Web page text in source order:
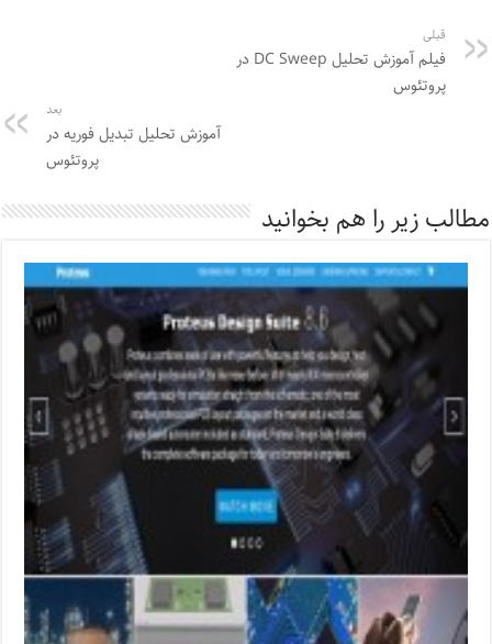
قبلی
فیلم آموزش تحلیل DC Sweep در
پروتئوس
بعد
آموزش تحلیل تبدیل فوریه در
پروتئوس
مطالب زیر را هم بخوانید